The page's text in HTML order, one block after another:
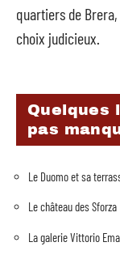
quartiers de
choix judicieux.
Quelques
pas
Le Duomo et sa
Le château des Sforza
La galerie Vittorio